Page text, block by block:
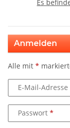
Es
Anmelden
Alle mit *
E-Mail-Adresse
Passwort